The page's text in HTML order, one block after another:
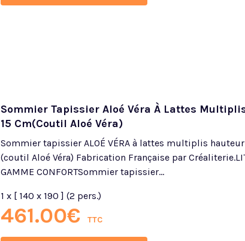
Sommier Tapissier Aloé Véra À Lattes
15 Cm(Coutil Aloé Véra)
Sommier tapissier ALOÉ VÉRA à lattes multiplis hauteur
(coutil Aloé Véra) Fabrication Française par
GAMME CONFORTSommier tapissier...
1 x [ 140 x 190 ] (2 pers.)
461.00€ TTC